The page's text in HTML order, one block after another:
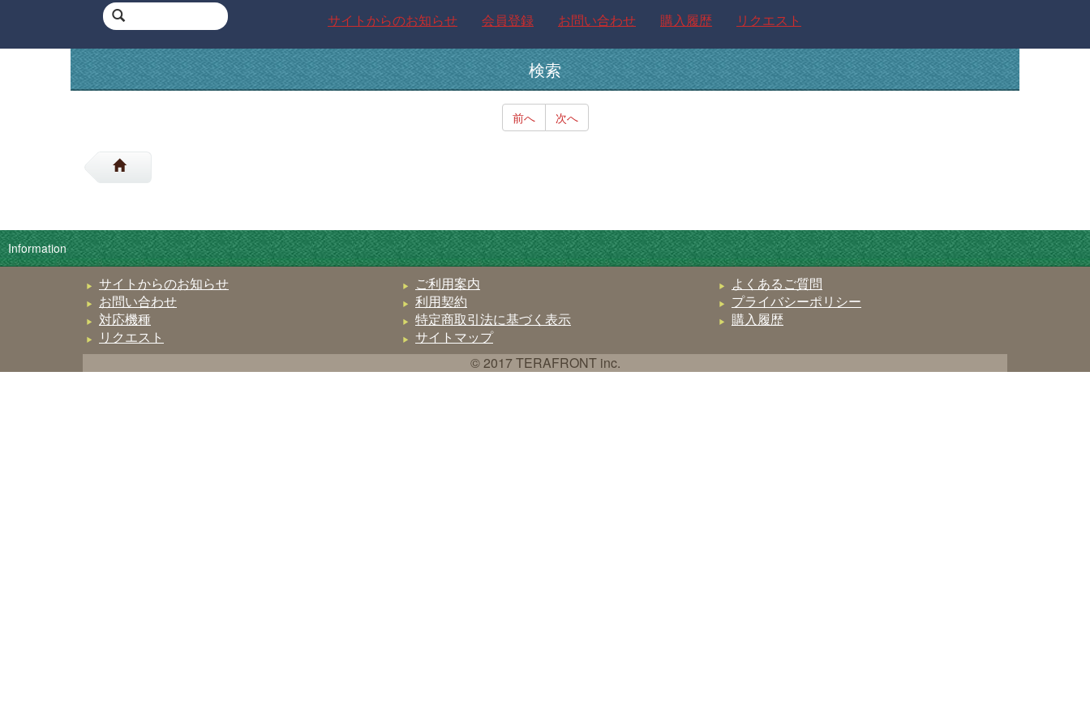
サイトからのお知らせ 会員登録 お問い合わせ 購入履歴 リクエスト
検索
前へ 次へ
Information
サイトからのお知らせ ご利用案内
よくあるご質問
お問い合わせ
利用契約
プライバシーポリシー
対応機種
特定商取引法に基づく表示
購入履歴
リクエスト
サイトマップ
© 2017 TERAFRONT inc.